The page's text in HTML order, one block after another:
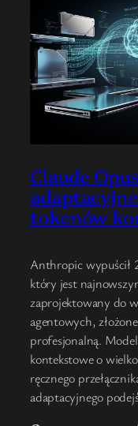
Claude
tokenów
Anthropic wypuścił
który jest
zaprojektowany do
agentowych,
profesjonalną.
kontekstowe o
ręcznego
adaptacyjnego